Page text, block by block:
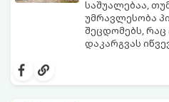
განლევასა და
არეში.
უმჯობესია
წარმოგიდგენთ
საშუალებაა,
უმრავლესობა
შეცდომებს, რაც
დაკარგვას
ნაწილად იქცეს,